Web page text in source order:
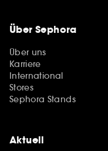
Über Sephora
Über uns
Karriere
International
Stores
Sephora Stands
Aktuell